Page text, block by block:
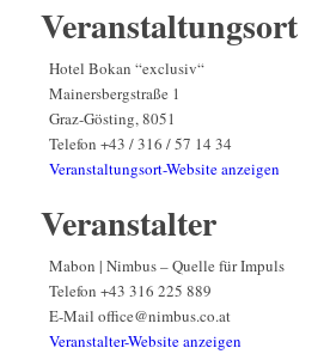
Veranstaltungsort
Hotel Bokan “exclusiv“
Mainersbergstraße 1
Graz-Gösting,8051
Telefon +43 / 316 / 57 14 34
Veranstaltungsort-Website anzeigen
Veranstalter
Mabon | Nimbus – Quelle für Impuls
Telefon +43 316 225 889
E-Mail office@nimbus.co.at
Veranstalter-Website anzeigen